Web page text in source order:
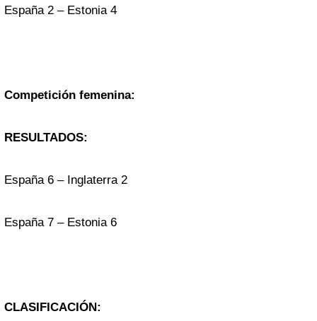
España 2 – Estonia 4
Competición femenina:
RESULTADOS:
España 6 – Inglaterra 2
España 7 – Estonia 6
CLASIFICACIÓN: